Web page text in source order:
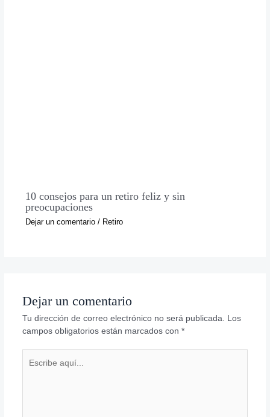
10 consejos para un retiro feliz y sin
preocupaciones
Dejar un comentario / Retiro
Dejar un comentario
Tu dirección de correo electrónico no será publicada.
Los
campos obligatorios están marcados con *
aquí...